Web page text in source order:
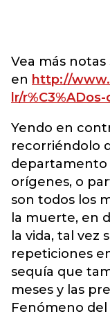
Vea más
en http://
lr/
Yendo en
recorriéndolo
departamento
orígenes, o
son todos los
la muerte, en
la vida, tal vez
repeticiones
sequía que
meses y las
Fenómeno